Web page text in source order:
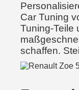
Car Tuning
Tuning-Teile
schaffen.